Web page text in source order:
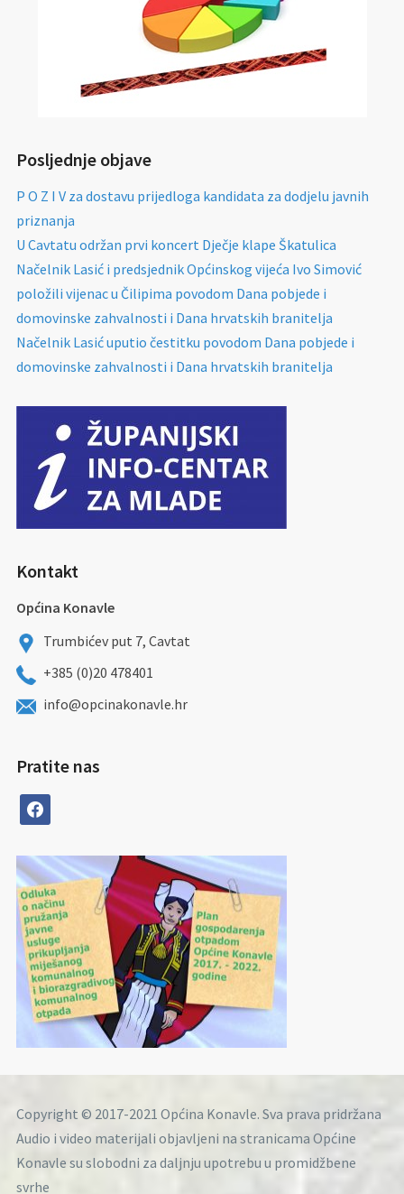
Posljednje objave
P O Z I V za dostavu prijedloga kandidata za dodjelu javnih
priznanja
U Cavtatu održan prvi koncert Dječje klape Škatulica
Načelnik Lasić i predsjednik Općinskog vijeća Ivo Simović
položili vijenac u Čilipima povodom Dana pobjede i
domovinske zahvalnosti i Dana hrvatskih branitelja
Načelnik Lasić uputio čestitku povodom Dana pobjede i
domovinske zahvalnosti i Dana hrvatskih branitelja
Kontakt
Općina Konavle
Trumbićev put 7, Cavtat
+385 (0)20 478401
info@opcinakonavle.hr
Pratite nas
facebook
Copyright © 2017-2021 Općina Konavle. Sva prava pridržana
Audio i video materijali objavljeni na stranicama Općine
Konavle su slobodni za daljnju upotrebu u promidžbene
svrhe